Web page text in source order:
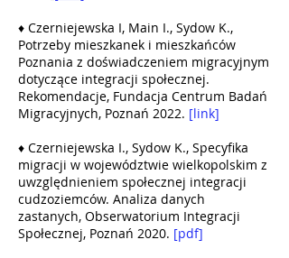
♦ Czerniejewska I, Main I., Sydow K.,
Potrzeby mieszkanek i mieszkańców
Poznania z doświadczeniem migracyjnym
dotyczące integracji społecznej.
Rekomendacje, Fundacja Centrum Badań
Migracyjnych, Poznań 2022. [link]
♦ Czerniejewska I., Sydow K., Specyfika
migracji w województwie wielkopolskim z
uwzględnieniem społecznej integracji
cudzoziemców. Analiza danych
zastanych, Obserwatorium Integracji
Społecznej, Poznań 2020. [pdf]